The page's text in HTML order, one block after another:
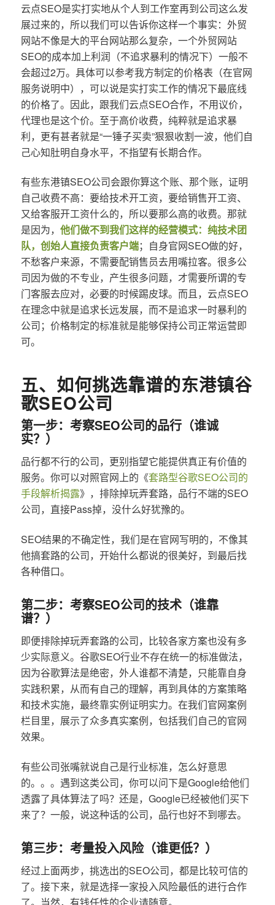
云点SEO是实打实地从个人到工作室再到公司这么发
展过来的，所以我们可以告诉你这样一个事实：外贸
网站不像是大的平台网站那么复杂，一个外贸网站
SEO的成本加上利润（不追求暴利的情况下）一般不
会超过2万。具体可以参考我方制定的价格表（在官网
服务说明中），可以说是实打实工作的情况下最底线
的价格了。因此，跟我们云点SEO合作，不用议价，
代理也是这个价。至于高价收费，纯粹就是追求暴
利，更有甚者就是“一锤子买卖”狠狠收割一波，他们自
己心知肚明自身水平，不指望有长期合作。
有些东港镇SEO公司会跟你算这个账、那个账，证明
自己收费不高：要给技术开工资，要给销售开工资、
又给客服开工资什么的，所以要那么高的收费。那就
是因为， 他们做不到我们这样的经营模式：纯技术团
队，创始人直接负责客户端；自身官网SEO做的好，
不愁客户来源，不需要配销售员去用嘴拉客。很多公
司因为做的不专业，产生很多问题，才需要所谓的专
门客服去应对，必要的时候踢皮球。而且，云点SEO
在理念中就是追求长远发展，而不是追求一时暴利的
公司；价格制定的标准就是能够保持公司正常运营即
可。
五、如何挑选靠谱的东港镇谷
歌SEO公司
第一步：考察SEO公司的品行（谁诚
实？）
品行都不行的公司，更别指望它能提供真正有价值的
服务。你可以对照官网上的《套路型谷歌SEO公司的
手段解析揭露》，排除掉玩弄套路，品行不端的SEO
公司，直接Pass掉，没什么好犹豫的。
SEO结果的不确定性，我们是在官网写明的，不像其
他搞套路的公司，开始什么都说的很美好，到最后找
各种借口。
第二步：考察SEO公司的技术（谁靠
谱？）
即便排除掉玩弄套路的公司，比较各家方案也没有多
少实际意义。谷歌SEO行业不存在统一的标准做法，
因为谷歌算法是绝密，外人谁都不清楚，只能靠自身
实践积累，从而有自己的理解，再到具体的方案策略
和技术实施，最终靠实例证明实力。在我们官网案例
栏目里，展示了众多真实案例，包括我们自己的官网
效果。
有些公司张嘴就说自己是行业标准，怎么好意思
的。。。遇到这类公司，你可以问下是Google给他们
透露了具体算法了吗？还是，Google已经被他们买下
来了？一般，说这种话的公司，品行也好不到哪去。
第三步：考量投入风险（谁更低？）
经过上面两步，挑选出的SEO公司，都是比较可信的
了。接下来，就是选择一家投入风险最低的进行合作